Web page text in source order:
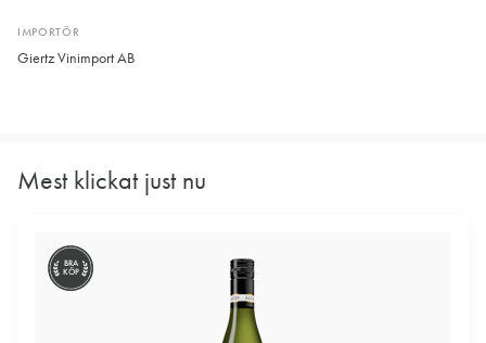
IMPORTÖR
Giertz Vinimport AB
Mest klickat just nu
BRA
KÖP